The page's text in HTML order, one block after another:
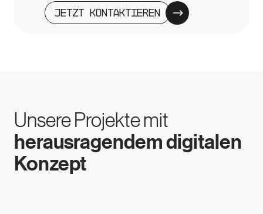
Jetzt kontaktieren
Unsere Projekte mit
herausragendem digitalen
Konzept